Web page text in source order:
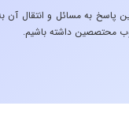
به مسائل و انتقال آن به
وب محتصصین داشته باشیم.